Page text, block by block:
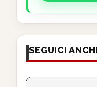
SEGUICI